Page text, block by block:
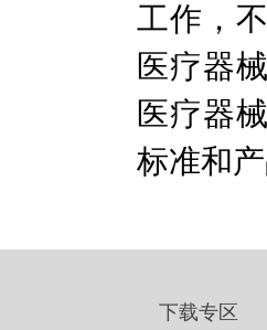
工作，
医疗器
医疗器
标准和
下载专区